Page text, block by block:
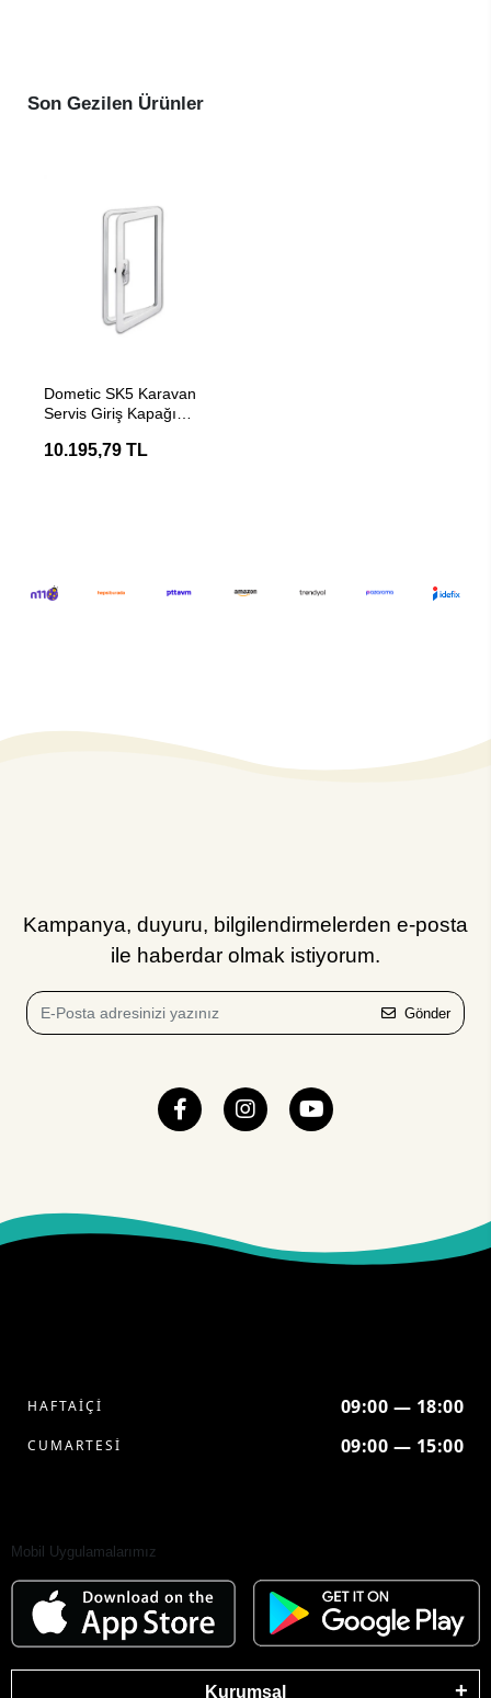
Son Gezilen Ürünler
Dometic SK5 Karavan
Servis Giriş Kapağı
10.195,79 TL
Kampanya, duyuru, bilgilendirmelerden e-posta
ile haberdar olmak istiyorum.
Gönder
HAFTAİÇİ 09:00 — 18:00
CUMARTESİ 09:00 — 15:00
Mobil Uygulamalarımız
Kurumsal